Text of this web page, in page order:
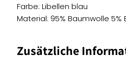
Farbe: Libellen blau
Material: 95% Baumwolle 5%
Zusätzliche